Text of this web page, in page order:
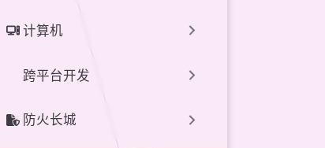
计算机
跨平台开发
防火长城